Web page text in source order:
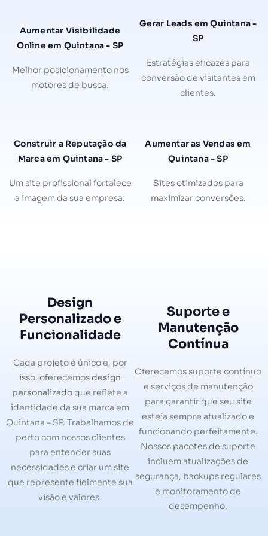
Aumentar Visibilidade
Online em Quintana - SP
Melhor posicionamento nos
motores de busca.
Gerar Leads em Quintana -
SP
Estratégias eficazes para
conversão de visitantes em
clientes.
Construir a Reputação da
Marca em Quintana - SP
Um site profissional fortalece
a imagem da sua empresa.
Aumentar as Vendas em
Quintana - SP
Sites otimizados para
maximizar conversões.
Design
Personalizado e
Funcionalidade
Cada projeto é único e, por
isso, oferecemosdesign
personalizadoque reflete a
identidade da sua marca em
Quintana – SP. Trabalhamos de
perto com nossos clientes
para entender suas
necessidades e criar um site
que represente fielmente sua
visão e valores.
Suporte e
Manutenção
Contínua
Oferecemos suporte contínuo
e serviços de manutenção
para garantir que seu site
esteja sempre atualizado e
funcionando perfeitamente.
Nossos pacotes de suporte
incluem atualizações de
segurança, backups regulares
e monitoramento de
desempenho.